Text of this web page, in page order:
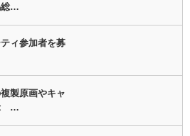
総…
ィ参加者を募
製原画やキャ
…